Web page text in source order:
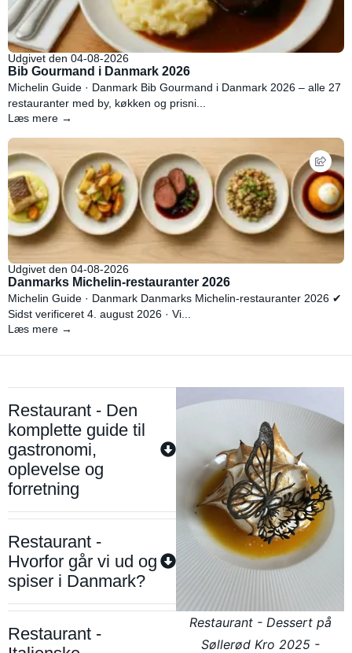
Udgivet den 04-08-2026
Bib Gourmand i Danmark 2026
Michelin Guide · Danmark Bib Gourmand i Danmark 2026 – alle 27
restauranter med by, køkken og prisni...
Læs mere →
Udgivet den 04-08-2026
Danmarks Michelin-restauranter 2026
Michelin Guide · Danmark Danmarks Michelin-restauranter 2026 ✔
Sidst verificeret 4. august 2026 · Vi...
Læs mere →
Restaurant - Den
komplette guide til
gastronomi,
oplevelse og
forretning
Restaurant -
Hvorfor går vi ud og
spiser i Danmark?
Restaurant -
Restaurant - Dessert på
Søllerød Kro 2025 -